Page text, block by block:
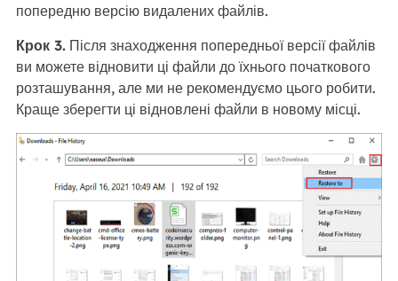
попередню версію видалених файлів.
Крок 3.Після знаходження попередньої версії файлів
ви можете відновити ці файли до їхнього початкового
розташування, але ми не рекомендуємо цього робити.
Краще зберегти ці відновлені файли в новому місці.